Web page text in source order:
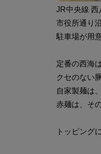
JR中央線 西
市役所通り
駐車場が用
定番の西海
クセのない
自家製麺は
赤麺は、そ
トッピング